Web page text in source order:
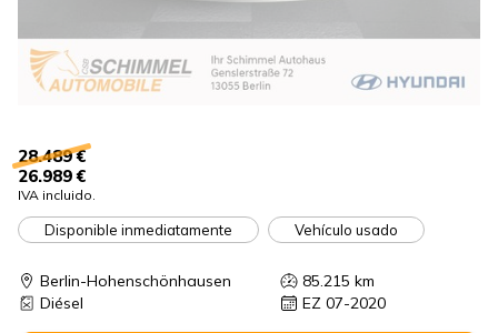
28.489 €
26.989 €
IVA incluido.
Disponible inmediatamente Vehículo usado
Berlin-Hohenschönhausen 85.215 km
Diésel
EZ 07-2020